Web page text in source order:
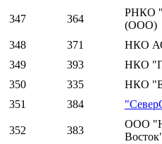
347 364
РНКО
(ООО)
348 371 НКО
349
393 НКО
350
335 НКО
351
384
352 383
ООО